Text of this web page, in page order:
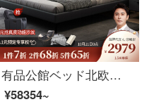
有品公館ベッド北欧現代簡素化真皮ダブルベッド1.8 m真皮ベッドの主な寝台である中小型皮芸床婚床（頭層牛革）シングルベッド+ラテックスマットレス+マットレス*2 1.5 mサポートモデル
¥58354~